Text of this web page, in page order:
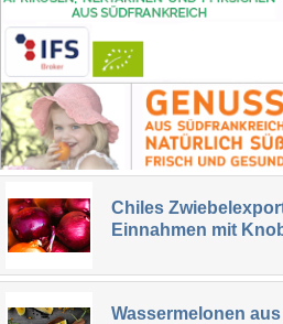
Chiles
Einnahmen mit
Wassermelonen